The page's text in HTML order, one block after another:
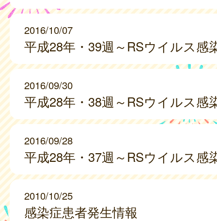
2016/10/07
平成28年・39週～RSウイルス感
2016/09/30
平成28年・38週～RSウイルス感
2016/09/28
平成28年・37週～RSウイルス感
2010/10/25
感染症患者発生情報